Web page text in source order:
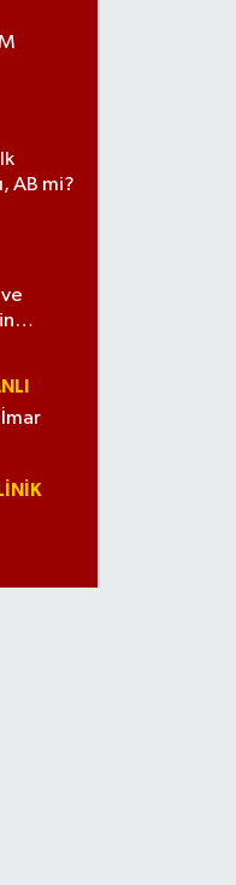
AB mi?